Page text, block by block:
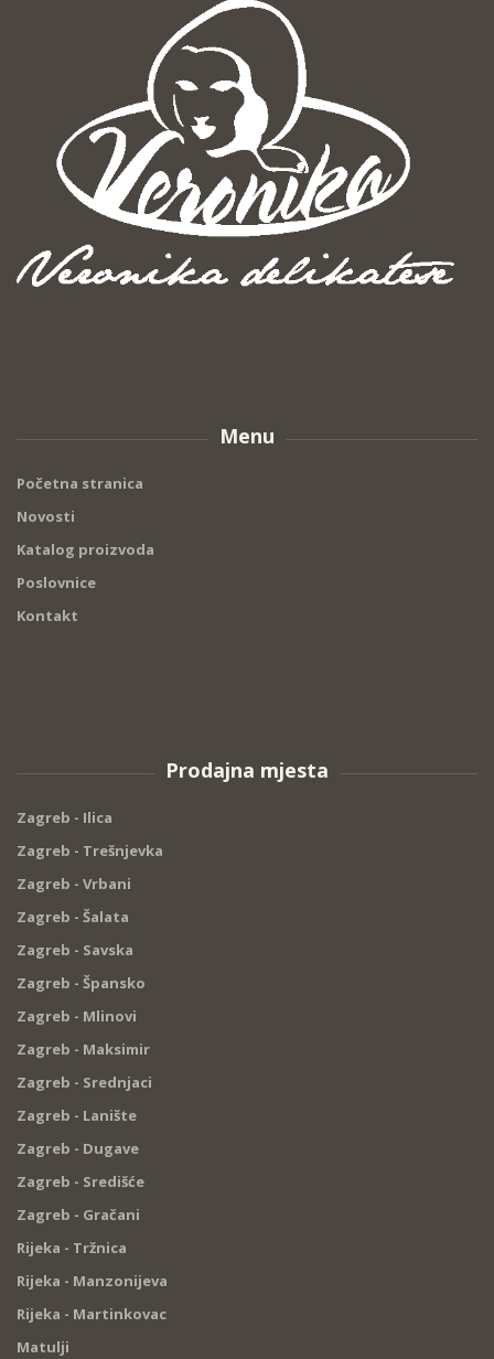
Menu
Početna stranica
Novosti
Katalog proizvoda
Poslovnice
Kontakt
Prodajna mjesta
Zagreb - Ilica
Zagreb - Trešnjevka
Zagreb - Vrbani
Zagreb - Šalata
Zagreb - Savska
Zagreb - Špansko
Zagreb - Mlinovi
Zagreb - Maksimir
Zagreb - Srednjaci
Zagreb - Lanište
Zagreb - Dugave
Zagreb - Središće
Zagreb - Gračani
Rijeka - Tržnica
Rijeka - Manzonijeva
Rijeka - Martinkovac
Matulji